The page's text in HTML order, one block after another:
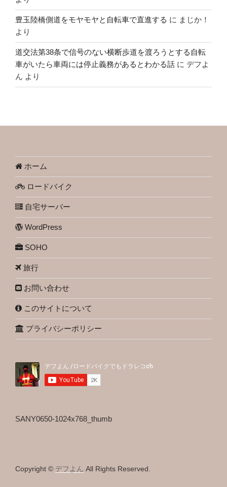
豊玉陸橋側道をモヤモヤと自転車で直進する に まじか！
より
道交法第38条で信号のない横断歩道を渡ろうとする自転
車がいたら車両には停止義務があるとわかる話 に デフよ
ん より
ホーム
ロードバイク
自宅サーバー
WordPress
SOHO
旅行
お問い合わせ
このサイトについて
プライバシーポリシー
SANY0650-1024x768_thumb
Copyright © デフよん All Rights Reserved.